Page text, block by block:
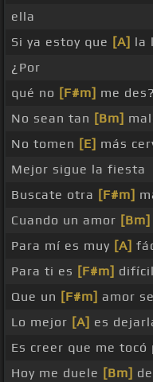
ella
Si ya estoy que [A] la
¿Por
qué no [F#m] me des?
No sean tan [Bm]
No tomen [E] más
Mejor sigue la fiesta
Buscate otra [F#m]
Cuando un amor [Bm]
Para mí es muy [A]
Para ti es [F#m]
Que un [F#m] amor
Lo mejor [A] es
Es creer que me tocó
Hoy me duele [Bm]